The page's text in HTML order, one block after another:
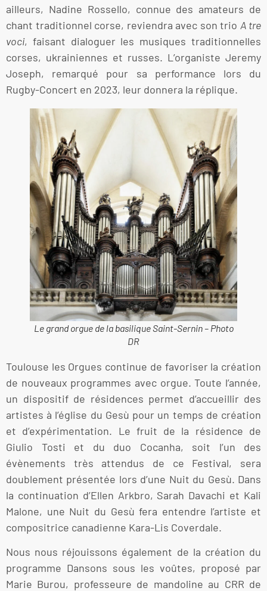
ailleurs, Nadine Rossello, connue des amateurs de
chant traditionnel corse, reviendra avec son trio A tre
voci, faisant dialoguer les musiques traditionnelles
corses, ukrainiennes et russes. L’organiste Jeremy
Joseph, remarqué pour sa performance lors du
Rugby-Concert en 2023, leur donnera la réplique.
Le grand orgue de la basilique Saint-Sernin – Photo
DR
Toulouse les Orgues continue de favoriser la création
de nouveaux programmes avec orgue. Toute l’année,
un dispositif de résidences permet d’accueillir des
artistes à l’église du Gesù pour un temps de création
et d’expérimentation. Le fruit de la résidence de
Giulio Tosti et du duo Cocanha, soit l’un des
évènements très attendus de ce Festival, sera
doublement présentée lors d’une Nuit du Gesù. Dans
la continuation d’Ellen Arkbro, Sarah Davachi et Kali
Malone, une Nuit du Gesù fera entendre l’artiste et
compositrice canadienne Kara-Lis Coverdale.
Nous nous réjouissons également de la création du
programme Dansons sous les voûtes, proposé par
Marie Burou, professeure de mandoline au CRR de